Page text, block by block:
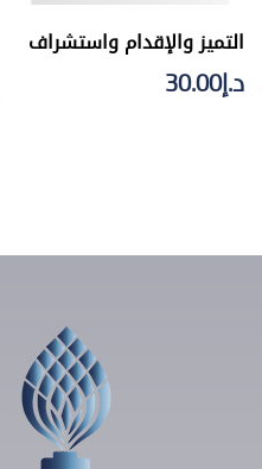
التميز والإقدام واستشراف
المستقبل .. دروس عالمية
د.إ30.00